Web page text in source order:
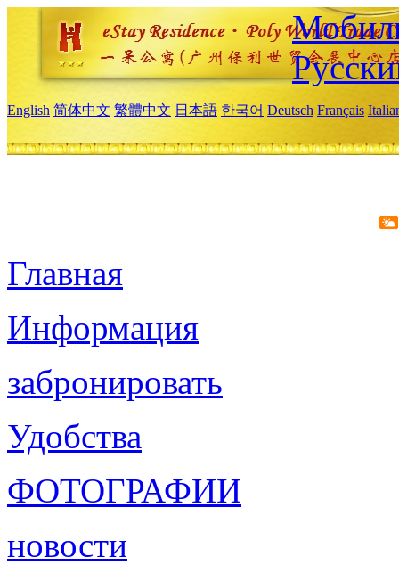
English 简体中文 繁體中文 日本語 한국어 Deutsch Français
Главная
Информация
забронировать
Удобства
ФОТОГРАФИИ
новости